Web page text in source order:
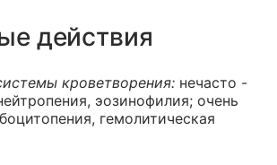
действия
кроветворения: нечасто -
эозинофилия; очень
гемолитическая